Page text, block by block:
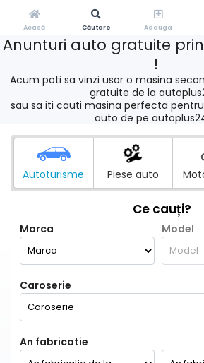
Anunturi auto gratuite
!
Acum poti sa vinzi usor o masina
gratuite de la
sau sa iti cauti masina perfecta
auto de pe
Autoturisme Piese auto
Ce cauți?
Marca Model
Caroserie
An fabricatie
Acasă Căutare Adauga